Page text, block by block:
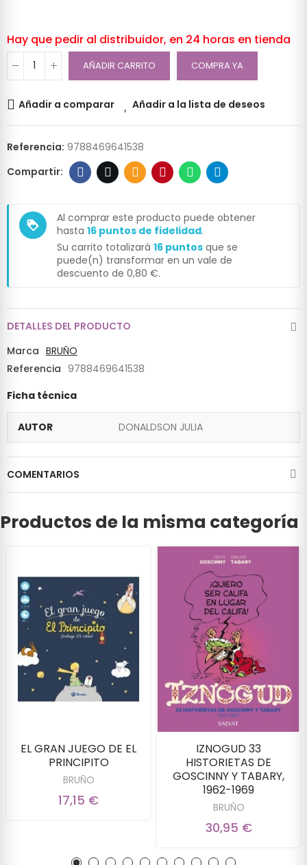
Hay que pedir al distribuidor, en 24 horas en tienda
AÑADIR CARRITO COMPRA YA
Añadir a comparar Añadir a la lista de deseos
Referencia: 9788469641538
loyalty
Al comprar este producto puede obtener
hasta 16 puntos de fidelidad.
Su carrito totalizará 16 puntos que se
puede(n) transformar en un vale de
descuento de 0,80 €.
DETALLES DEL PRODUCTO
Marca BRUÑO
Referencia 9788469641538
Ficha técnica
AUTOR DONALDSON JULIA
COMENTARIOS
Productos de la misma categoría
EL GRAN JUEGO DE EL
PRINCIPITO
BRUÑO
17,15 €
IZNOGUD 33
HISTORIETAS DE
GOSCINNY Y TABARY,
1962-1969
BRUÑO
30,95 €